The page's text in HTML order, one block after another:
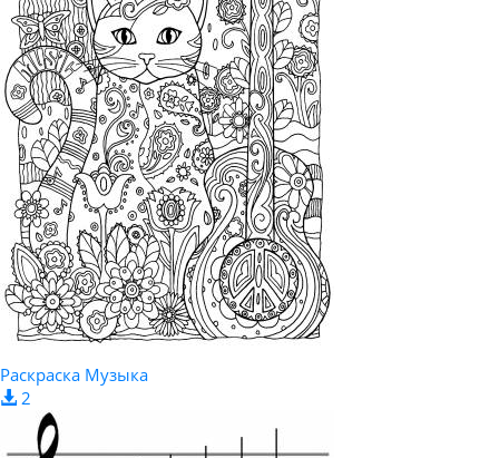
Раскраска Музыка
2